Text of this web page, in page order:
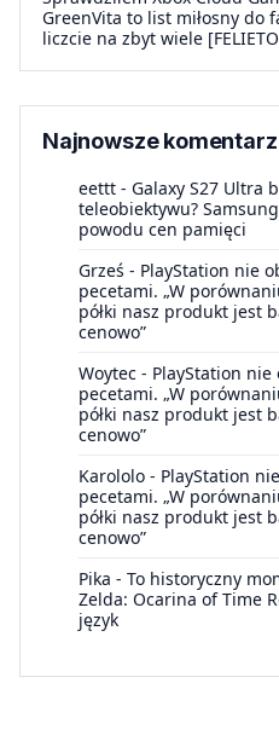
GreenVita to list miłosny do
liczcie na zbyt wiele
Najnowsze
eettt - Galaxy S27 Ultra
teleobiektywu?
powodu cen pamięci
Grześ - PlayStation nie
pecetami. „W
półki nasz produkt jest
cenowo”
Woytec - PlayStation
pecetami. „W
półki nasz produkt jest
cenowo”
Karololo - PlayStation
pecetami. „W
półki nasz produkt jest
cenowo”
Pika - To historyczny
Zelda: Ocarina of Time
język